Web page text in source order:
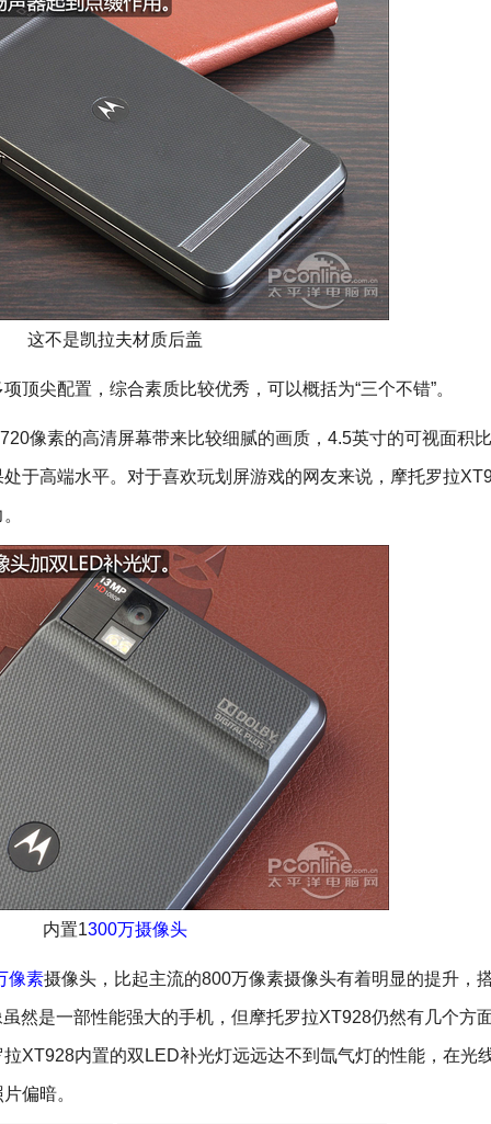
这不是凯拉夫材质后盖
尖配置，综合素质比较优秀，可以概括为“三个不错”。
素的高清屏幕带来比较细腻的画质，4.5英寸的可视面积
于高端水平。对于喜欢玩划屏游戏的网友来说，摩托罗拉
内置1300万摄像头
像素摄像头，比起主流的800万像素摄像头有着明显的提升，
然是一部性能强大的手机，但摩托罗拉XT928仍然有几个方
XT928内置的双LED补光灯远远达不到氙气灯的性能，在光
偏暗。